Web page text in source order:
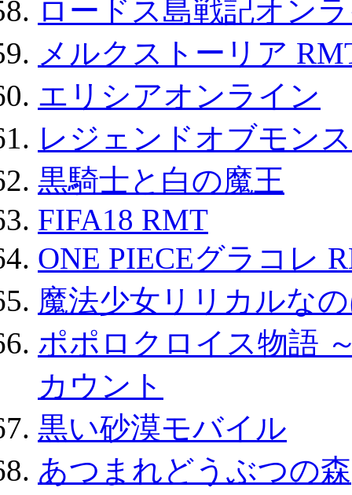
ロードス島戦記オン
メルクストーリア
エリシアオンライン
レジェンドオブモン
黒騎士と白の魔王
FIFA18 RMT
ONE PIECEグラコレ
魔法少女リリカルな
ポポロクロイス物語
カウント
黒い砂漠モバイル
あつまれどうぶつの森